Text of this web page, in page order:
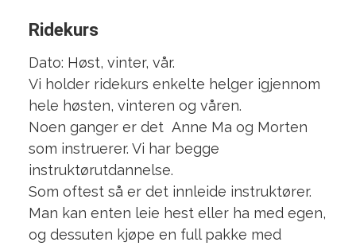
Ridekurs
Dato: Høst, vinter, vår.
Vi holder ridekurs enkelte helger igjennom
hele høsten, vinteren og våren.
Noen ganger er det Anne Ma og Morten
som instruerer. Vi har begge
instruktørutdannelse.
Som oftest så er det innleide instruktører.
Man kan enten leie hest eller ha med egen,
og dessuten kjøpe en full pakke med